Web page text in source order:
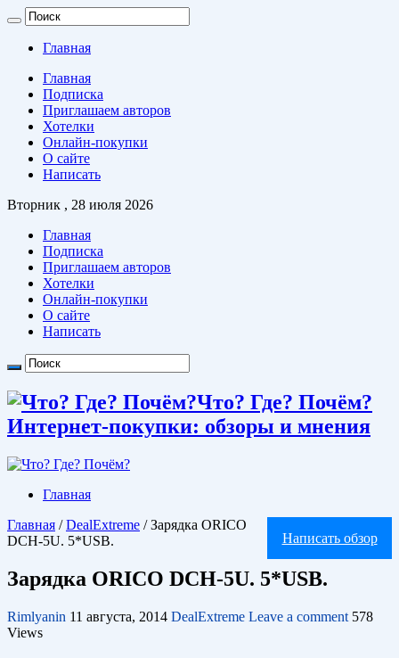
Главная
Главная
Подписка
Приглашаем авторов
Хотелки
Онлайн-покупки
О сайте
Написать
Вторник , 28 июля 2026
Главная
Подписка
Приглашаем авторов
Хотелки
Онлайн-покупки
О сайте
Написать
Что? Где? Почём?
Интернет-покупки: обзоры и мнения
Главная
Написать обзор
Главная / DealExtreme / Зарядка ORICO
DCH-5U. 5*USB.
Зарядка ORICO DCH-5U. 5*USB.
Rimlyanin 11 августа, 2014 DealExtreme Leave a comment 578
Views